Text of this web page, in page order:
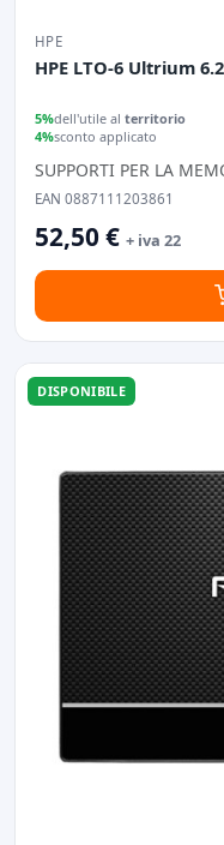
HPE
HPE LTO-6 Ultrium
5%dell'utile al territorio
4%sconto applicato
SUPPORTI PER LA
EAN 0887111203861
52,50 € + iva 22
DISPONIBILE